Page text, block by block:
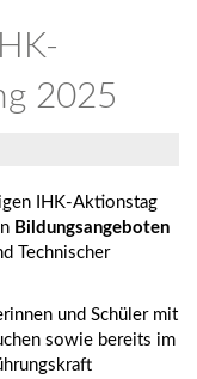
zum/r
für
Kreislauf
und
zum/r
2025
IHK-Aktionstag
Bildungsangeboten
Technischer
und Schüler mit
sowie bereits im